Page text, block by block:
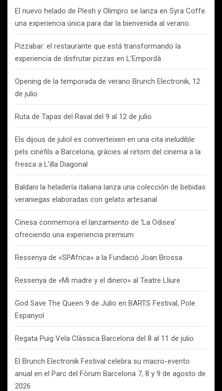
El nuevo helado de Plesh y Olimpro se lanza en Syra Coffe
una experiencia única para dar la bienvenida al verano.
Pizzabar: el restaurante que está transformando la
experiencia de disfrutar pizzas en L’Empordà
Opening de la temporada de verano Brunch Electronik, 12
de julio
Ruta de Tapas del Raval del 9 al 12 de julio
Els dijous de juliol es converteixen en una cita ineludible
pels cinèfils a Barcelona, gràcies al retorn del cinema a la
fresca a L’illa Diagonal
Baldani la heladería italiana lanza una colección de bebidas
veraniegas elaboradas con gelato artesanal
Cinesa conmemora el lanzamiento de ‘La Odisea’
ofreciendo una experiencia premium
Ressenya de «SPAfrica» a la Fundació Joan Brossa
Ressenya de «Mi madre y el dinero» al Teatre Lliure
God Save The Queen 9 de Julio en BARTS Festival, Pole
Espanyol
Regata Puig Vela Clàssica Barcelona del 8 al 11 de julio
El Brunch Electronik Festival celebra su macro-evento
anual en el Parc del Fòrum Barcelona 7, 8 y 9 de agosto de
2026